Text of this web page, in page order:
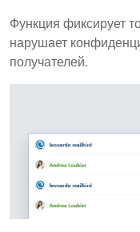
Функция фиксирует
нарушает
получателей.